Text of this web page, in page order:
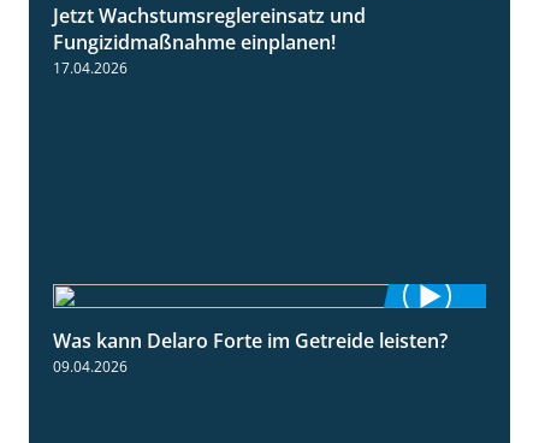
Jetzt Wachstumsreglereinsatz und
Fungizidmaßnahme einplanen!
17.04.2026
2:43
Was kann Delaro Forte im Getreide leisten?
09.04.2026